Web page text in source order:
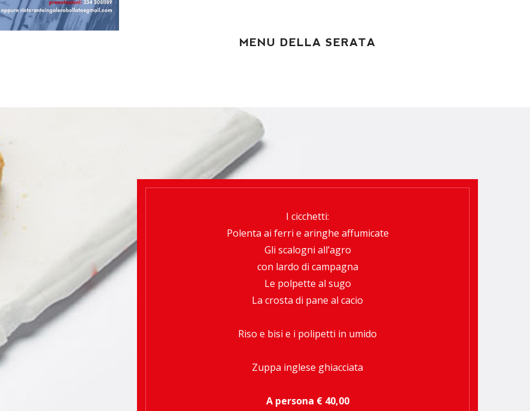
MENU DELLA SERATA
I cicchetti:
Polenta ai ferri e aringhe affumicate
Gli scalogni all’agro
con lardo di campagna
Le polpette al sugo
La crosta di pane al cacio
Riso e bisi e i polipetti in umido
Zuppa inglese ghiacciata
A persona € 40,00